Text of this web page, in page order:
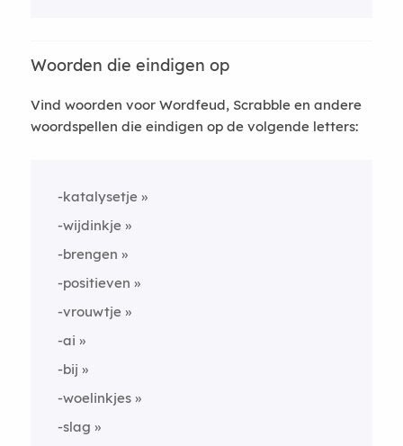
Woorden die eindigen op
Vind woorden voor Wordfeud, Scrabble en andere
woordspellen die eindigen op de volgende letters:
-katalysetje
-wijdinkje
-brengen
-positieven
-vrouwtje
-ai
-bij
-woelinkjes
-slag